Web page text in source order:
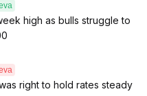
high as bulls struggle to
right to hold rates steady